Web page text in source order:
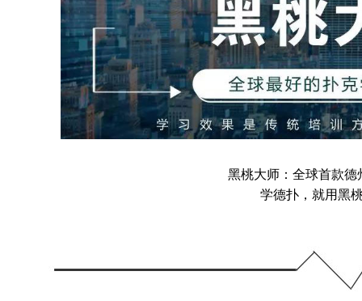
黑桃大师：全球首款德
学德扑，就用黑